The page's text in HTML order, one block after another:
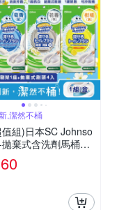
,潔然不桶
組)日本SC Johnso
棄式含洗劑馬桶刷
(刷柄1支+刷架1座
刷頭4入)/盒